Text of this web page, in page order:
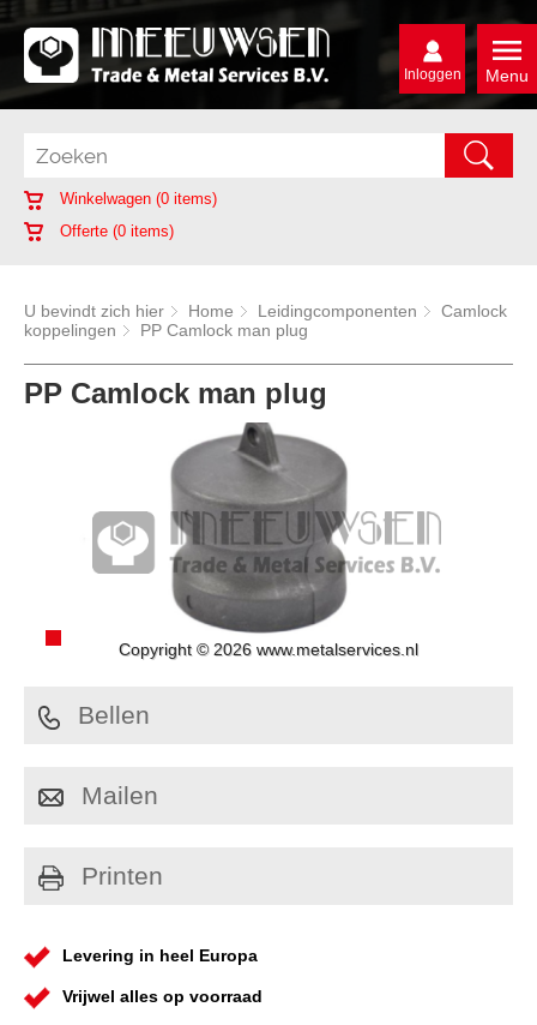
Menu
Inloggen
Winkelwagen (0 items)
Offerte (0 items)
U bevindt zich hier Home Leidingcomponenten
Camlock
koppelingen
PP Camlock man plug
PP Camlock man plug
Copyright © 2026 www.metalservices.nl
Bellen
Mailen
Printen
Levering in heel Europa
Vrijwel alles op voorraad